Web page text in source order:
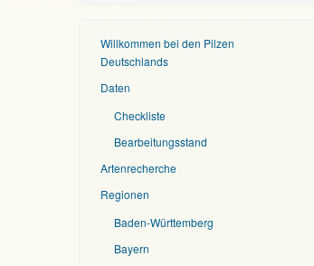
Willkommen bei den Pilzen
Deutschlands
Daten
Checkliste
Bearbeitungsstand
Artenrecherche
Regionen
Baden-Württemberg
Bayern